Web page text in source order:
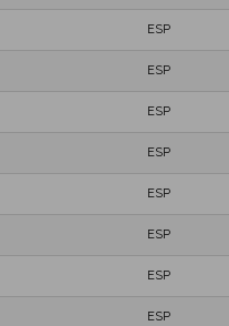
ESP
ESP
ESP
ESP
ESP
ESP
ESP
ESP